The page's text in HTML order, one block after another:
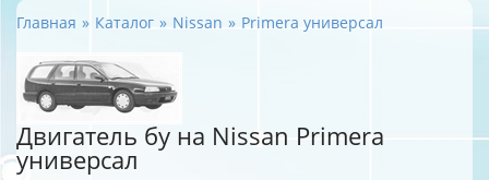
Главная Каталог Nissan Primera универсал
Двигатель бу на Nissan Primera
универсал